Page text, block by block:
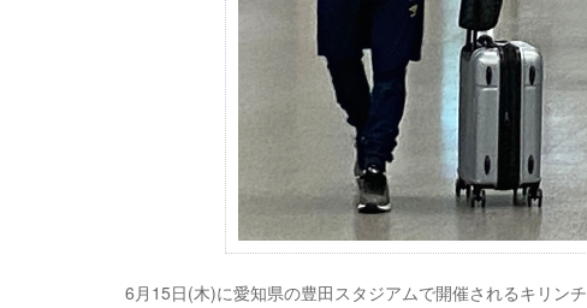
6月15日(木)に愛知県の豊田スタジアムで開催されるキリン